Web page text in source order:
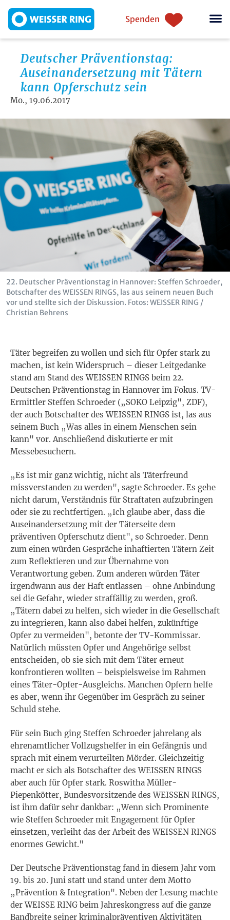
Spenden
Deutscher Präventionstag:
Auseinandersetzung mit Tätern
kann Opferschutz sein
Mo., 19.06.2017
22. Deutscher Präventionstag in Hannover: Steffen Schroeder,
Botschafter des WEISSEN RINGS, las aus seinem neuen Buch
vor und stellte sich der Diskussion. Fotos: WEISSER RING /
Christian Behrens
Täter begreifen zu wollen und sich für Opfer stark zu
machen, ist kein Widerspruch – dieser Leitgedanke
stand am Stand des WEISSEN RINGS beim 22.
Deutschen Präventionstag in Hannover im Fokus. TV-
Ermittler Steffen Schroeder („SOKO Leipzig", ZDF),
der auch Botschafter des WEISSEN RINGS ist, las aus
seinem Buch „Was alles in einem Menschen sein
kann" vor. Anschließend diskutierte er mit
Messebesuchern.
„Es ist mir ganz wichtig, nicht als Täterfreund
missverstanden zu werden", sagte Schroeder. Es gehe
nicht darum, Verständnis für Straftaten aufzubringen
oder sie zu rechtfertigen. „Ich glaube aber, dass die
Auseinandersetzung mit der Täterseite dem
präventiven Opferschutz dient", so Schroeder. Denn
zum einen würden Gespräche inhaftierten Tätern Zeit
zum Reflektieren und zur Übernahme von
Verantwortung geben. Zum anderen würden Täter
irgendwann aus der Haft entlassen – ohne Anbindung
sei die Gefahr, wieder straffällig zu werden, groß.
„Tätern dabei zu helfen, sich wieder in die Gesellschaft
zu integrieren, kann also dabei helfen, zukünftige
Opfer zu vermeiden", betonte der TV-Kommissar.
Natürlich müssten Opfer und Angehörige selbst
entscheiden, ob sie sich mit dem Täter erneut
konfrontieren wollten – beispielsweise im Rahmen
eines Täter-Opfer-Ausgleichs. Manchen Opfern helfe
es aber, wenn ihr Gegenüber im Gespräch zu seiner
Schuld stehe.
Für sein Buch ging Steffen Schroeder jahrelang als
ehrenamtlicher Vollzugshelfer in ein Gefängnis und
sprach mit einem verurteilten Mörder. Gleichzeitig
macht er sich als Botschafter des WEISSEN RINGS
aber auch für Opfer stark. Roswitha Müller-
Piepenkötter, Bundesvorsitzende des WEISSEN RINGS,
ist ihm dafür sehr dankbar: „Wenn sich Prominente
wie Steffen Schroeder mit Engagement für Opfer
einsetzen, verleiht das der Arbeit des WEISSEN RINGS
enormes Gewicht."
Der Deutsche Präventionstag fand in diesem Jahr vom
19. bis 20. Juni statt und stand unter dem Motto
„Prävention & Integration". Neben der Lesung machte
der WEISSE RING beim Jahreskongress auf die ganze
Bandbreite seiner kriminalpräventiven Aktivitäten